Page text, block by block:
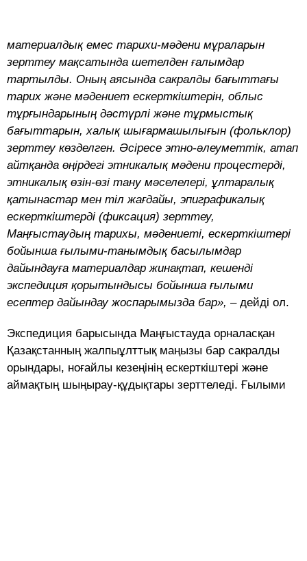
материалдық емес тарихи-мәдени мұраларын
зерттеу мақсатында шетелден ғалымдар
тартылды. Оның аясында сакралды бағыттағы
тарих және мәдениет ескерткіштерін, облыс
тұрғындарының дәстүрлі және тұрмыстық
бағыттарын, халық шығармашылығын (фольклор)
зерттеу көзделген. Әсіресе этно-әлеуметтік, атап
айтқанда өңірдегі этникалық мәдени процестерді,
этникалық өзін-өзі тану мәселелері, ұлтаралық
қатынастар мен тіл жағдайы, эпиграфикалық
ескерткіштерді (фиксация) зерттеу,
Маңғыстаудың тарихы, мәдениеті, ескерткіштері
бойынша ғылыми-танымдық басылымдар
дайындауға материалдар жинақтап, кешенді
экспедиция қорытындысы бойынша ғылыми
есептер дайындау жоспарымызда бар», –дейді ол.
Экспедиция барысында Маңғыстауда орналасқан
Қазақстанның жалпыұлттық маңызы бар сакралды
орындары, ноғайлы кезеңінің ескерткіштері және
аймақтың шыңырау-құдықтары зерттеледі. Ғылыми